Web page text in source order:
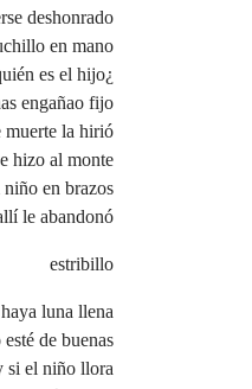
deshonrado
en mano
¿de quién es el hijo?
engañao fijo
muerte la hirió
hizo al monte
niño en brazos
le abandonó
estribillo
luna llena
de buenas
si el niño llora